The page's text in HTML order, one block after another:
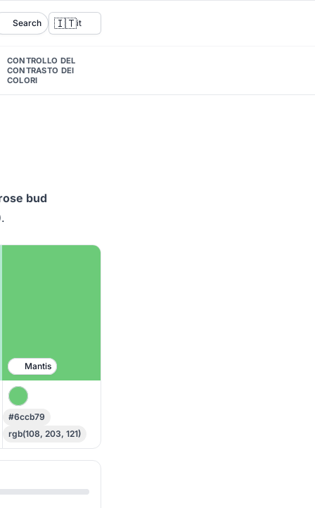
Search 🇮🇹it
CONTROLLO DEL
CONTRASTO DEI
COLORI
bud
.
Mantis
#6ccb79
rgb(108, 203, 121)